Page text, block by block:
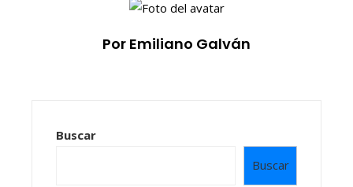
Por Emiliano Galván
Buscar
Buscar